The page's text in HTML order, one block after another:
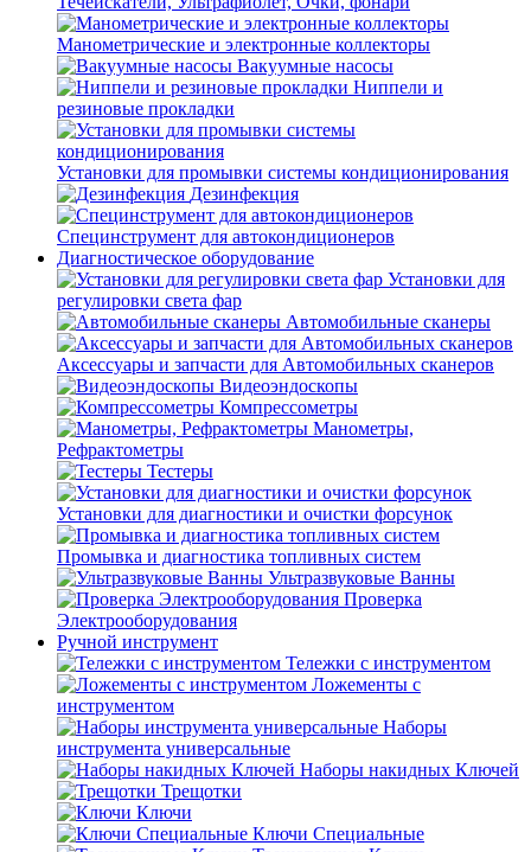
Манометрические и электронные коллекторы
Вакуумные насосы
Ниппели и
резиновые прокладки
Установки для промывки системы кондиционирования
Дезинфекция
Специнструмент для автокондиционеров
Диагностическое оборудование
Установки для
регулировки света фар
Автомобильные сканеры
Аксессуары и запчасти для Автомобильных сканеров
Видеоэндоскопы
Компрессометры
Манометры,
Рефрактометры
Тестеры
Установки для диагностики и очистки форсунок
Промывка и диагностика топливных систем
Ультразвуковые Ванны
Проверка
Электрооборудования
Ручной инструмент
Тележки с инструментом
Ложементы с
инструментом
Наборы
инструмента универсальные
Наборы накидных Ключей
Трещотки
Ключи
Ключи Специальные